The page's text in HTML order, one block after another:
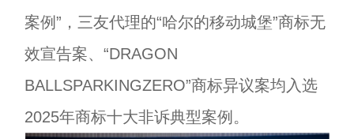
案例”，三友代理的“哈尔的移动城堡”商标无
效宣告案、“DRAGON
BALLSPARKINGZERO”商标异议案均入选
2025年商标十大非诉典型案例。